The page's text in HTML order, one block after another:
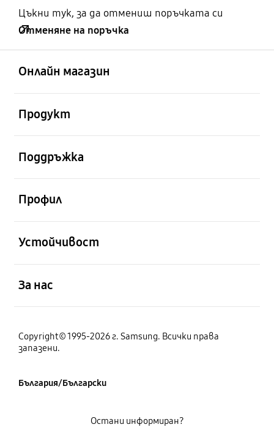
Цъкни тук, за да отмениш поръчката си
Отменяне на поръчка
Онлайн магазин
Продукт
Поддръжка
Профил
Устойчивост
За нас
Copyright© 1995-2026 г. Samsung. Всички права
запазени.
България/Български
Остани информиран?